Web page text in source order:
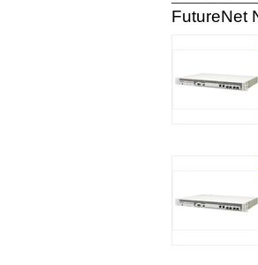
FutureNet